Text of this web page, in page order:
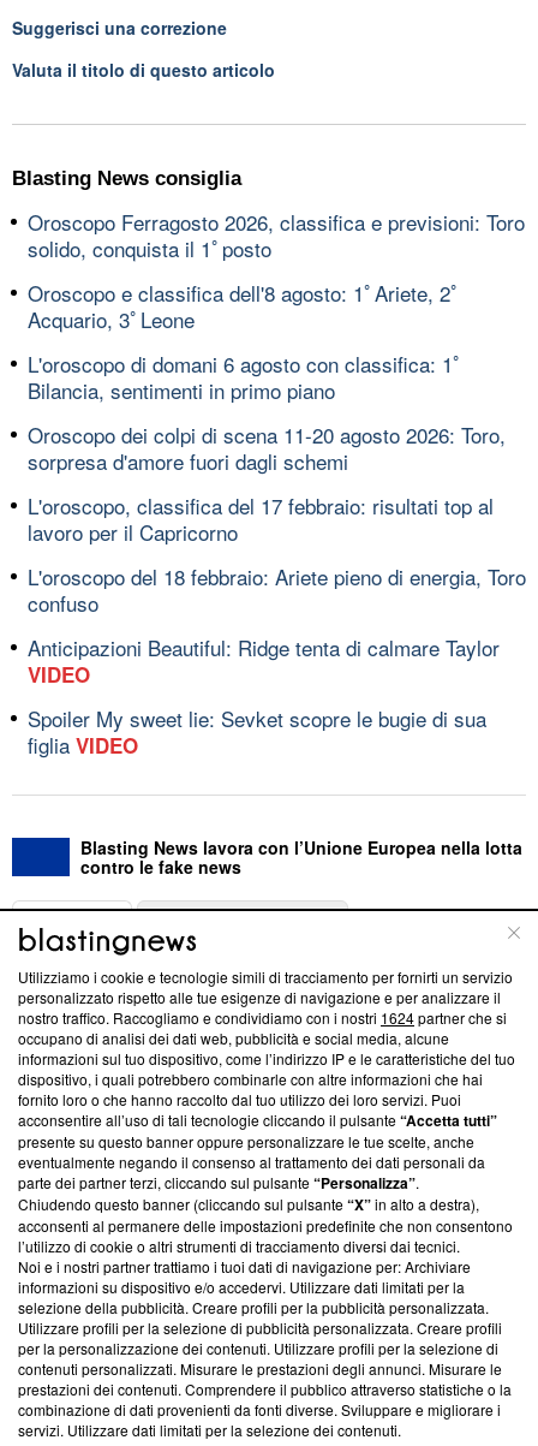
Suggerisci una correzione
Valuta il titolo di questo articolo
Blasting News consiglia
Oroscopo Ferragosto 2026, classifica e previsioni: Toro
solido, conquista il 1ﾟposto
Oroscopo e classifica dell'8 agosto: 1ﾟAriete, 2ﾟ
Acquario, 3ﾟLeone
L'oroscopo di domani 6 agosto con classifica: 1ﾟ
Bilancia, sentimenti in primo piano
Oroscopo dei colpi di scena 11-20 agosto 2026: Toro,
sorpresa d'amore fuori dagli schemi
L'oroscopo, classifica del 17 febbraio: risultati top al
lavoro per il Capricorno
L'oroscopo del 18 febbraio: Ariete pieno di energia, Toro
confuso
Anticipazioni Beautiful: Ridge tenta di calmare Taylor
VIDEO
Spoiler My sweet lie: Sevket scopre le bugie di sua
figlia VIDEO
Blasting News lavora con l’Unione Europea nella lotta
contro le fake news
ABOUT
Questa sezione offre informazioni trasparenti su Blasting
News, sui nostri processi editoriali e su come ci impegniamo a
creare news di qualità. Inoltre, afferma la nostra aderenza a
‘Trust Project - News with Integrity’Blasting News non è
ancora membro del programma, ma ha richiesto di farne
parte; Trust Project non ha ancora effettuato una verifica di
conformità agli standard.
Su di noi
Team editoriale
Corporate
Redazione
Informativa Privacy
Cookie Policy
Utilizziamo i cookie e tecnologie simili di tracciamento per fornirti un servizio
personalizzato rispetto alle tue esigenze di navigazione e per analizzare il
nostro traffico. Raccogliamo e condividiamo con i nostri 1624partner che si
occupano di analisi dei dati web, pubblicità e social media, alcune
informazioni sul tuo dispositivo, come l’indirizzo IP e le caratteristiche del tuo
dispositivo, i quali potrebbero combinarle con altre informazioni che hai
fornito loro o che hanno raccolto dal tuo utilizzo dei loro servizi. Puoi
acconsentire all’uso di tali tecnologie cliccando il pulsante“Accetta tutti”
presente su questo banner oppure personalizzare le tue scelte, anche
eventualmente negando il consenso al trattamento dei dati personali da
parte dei partner terzi, cliccando sul pulsante“Personalizza”.
Chiudendo questo banner (cliccando sul pulsante“X”in alto a destra),
acconsenti al permanere delle impostazioni predefinite che non consentono
l’utilizzo di cookie o altri strumenti di tracciamento diversi dai tecnici.
Noi e i nostri partner trattiamo i tuoi dati di navigazione per: Archiviare
informazioni su dispositivo e/o accedervi. Utilizzare dati limitati per la
selezione della pubblicità. Creare profili per la pubblicità personalizzata.
Utilizzare profili per la selezione di pubblicità personalizzata. Creare profili
per la personalizzazione dei contenuti. Utilizzare profili per la selezione di
contenuti personalizzati. Misurare le prestazioni degli annunci. Misurare le
prestazioni dei contenuti. Comprendere il pubblico attraverso statistiche o la
combinazione di dati provenienti da fonti diverse. Sviluppare e migliorare i
servizi. Utilizzare dati limitati per la selezione dei contenuti.